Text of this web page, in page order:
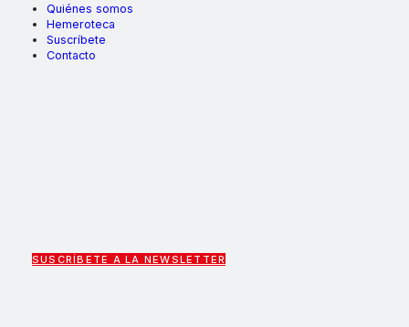
Quiénes somos
Hemeroteca
Suscríbete
Contacto
SUSCRÍBETE A LA NEWSLETTER